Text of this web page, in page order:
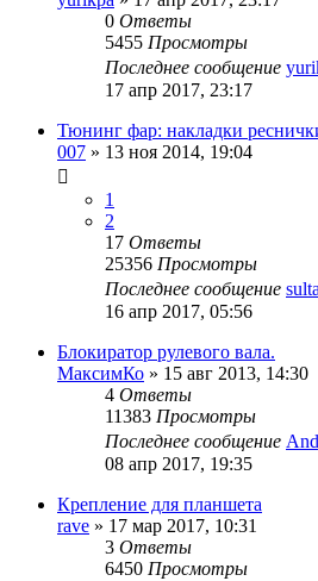
0 Ответы
5455 Просмотры
Последнее сообщение
17 апр 2017, 23:17
Тюнинг фар: накладки
007 » 13 ноя 2014, 19:04
1
2
17 Ответы
25356 Просмотры
Последнее сообщение
16 апр 2017, 05:56
Блокиратор рулевого вала.
МаксимКо » 15 авг 2013, 14:30
4 Ответы
11383 Просмотры
Последнее сообщение
08 апр 2017, 19:35
Крепление для планшета
rave » 17 мар 2017, 10:31
3 Ответы
6450 Просмотры